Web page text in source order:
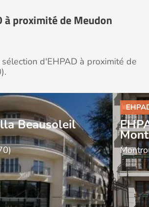
à proximité de Meudon
d'EHPAD à proximité de
Beausoleil